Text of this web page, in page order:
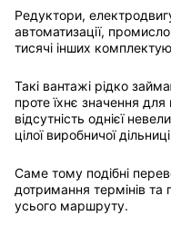
Редуктори,
автоматизації,
тисячі інших
Такі вантажі рідко
проте їхнє значення для
відсутність однієї
цілої виробничої
Саме тому подібні
дотримання термінів та
усього маршруту.